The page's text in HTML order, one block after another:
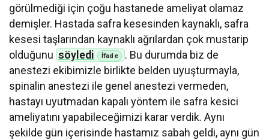
görülmediği için çoğu hastanede ameliyat olamaz
demişler. Hastada safra kesesinden kaynaklı, safra
kesesi taşlarından kaynaklı ağrılardan çok mustarip
olduğunu söyledi
. Bu durumda biz de
anestezi ekibimizle birlikte belden uyuşturmayla,
spinalin anestezi ile genel anestezi vermeden,
hastayı uyutmadan kapalı yöntem ile safra kesici
ameliyatını yapabileceğimizi karar verdik. Aynı
şekilde gün içerisinde hastamız sabah geldi, aynı gün